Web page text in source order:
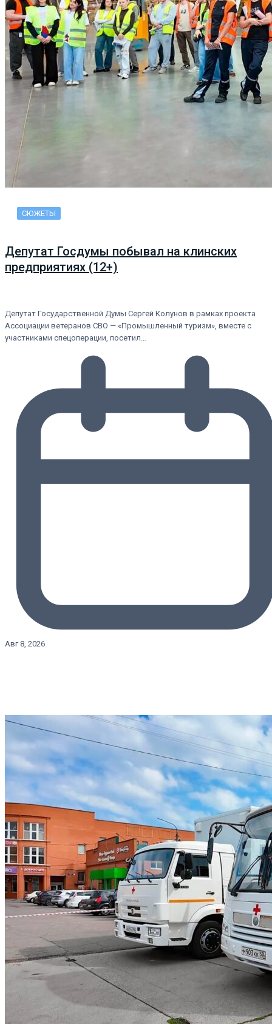
СЮЖЕТЫ
Депутат Госдумы побывал на клинских
предприятиях (12+)
Депутат Государственной Думы Сергей Колунов в рамках проекта
Ассоциации ветеранов СВО — «Промышленный туризм», вместе с
участниками спецоперации, посетил…
Авг 8, 2026